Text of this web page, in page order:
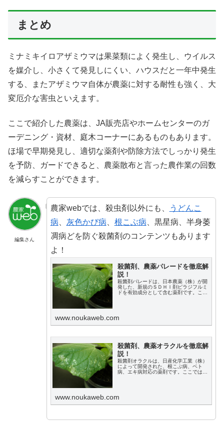
まとめ
ミナミキイロアザミウマは果菜類によく発生し、ウイルス
を媒介し、小さくて発見しにくい、ハウスだと一年中発生
する、またアザミウマ自体が農薬に対する耐性も強く、大
変厄介な害虫といえます。
ここで紹介した農薬は、JA販売店やホームセンターのガ
ーデニング・資材、庭木コーナーにあるものもあります。
ほ場で早期発見し、適切な薬剤や防除方法でしっかり発生
を予防、ガードできると、農薬散布と言った農作業の回数
を減らすことができます。
編集さん
農家webでは、殺虫剤以外にも、
うどんこ
病
灰色かび病 根こぶ病 、黒星病、半身萎
凋病どを防ぐ殺菌剤のコンテンツもあります
よ！
殺菌剤、農薬パレードを徹底解
説！
殺菌剤パレードは、日本農薬（株）が開
発した、新規のＳＤＨＩ剤ピラジフルミ
ドを有効成分として含む薬剤です。ここ
www.noukaweb.com
殺菌剤、農薬オラクルを徹底解
説！
殺菌剤オラクルは、日産化学工業（株）
によって開発された、根こぶ病、ベト
病、エキ病対応の薬剤です。ここでは農
www.noukaweb.com